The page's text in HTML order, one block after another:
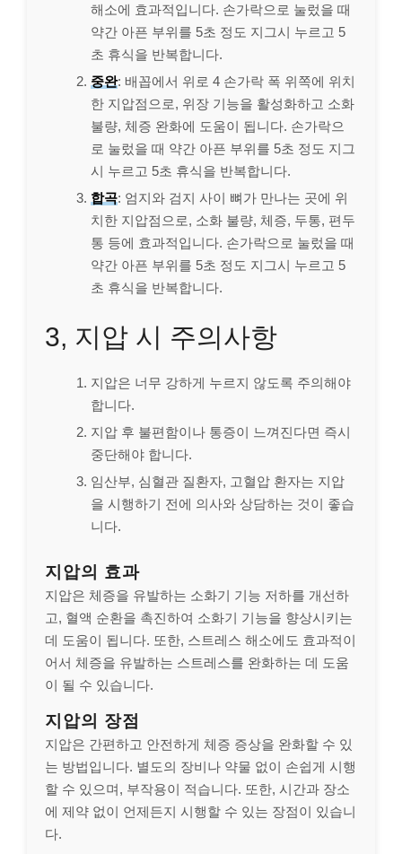
해소에 효과적입니다. 손가락으로 눌렀을 때
약간 아픈 부위를 5초 정도 지그시 누르고 5
초 휴식을 반복합니다.
중완: 배꼽에서 위로 4 손가락 폭 위쪽에 위치
한 지압점으로, 위장 기능을 활성화하고 소화
불량, 체증 완화에 도움이 됩니다. 손가락으
로 눌렀을 때 약간 아픈 부위를 5초 정도 지그
시 누르고 5초 휴식을 반복합니다.
합곡: 엄지와 검지 사이 뼈가 만나는 곳에 위
치한 지압점으로, 소화 불량, 체증, 두통, 편두
통 등에 효과적입니다. 손가락으로 눌렀을 때
약간 아픈 부위를 5초 정도 지그시 누르고 5
초 휴식을 반복합니다.
3, 지압 시 주의사항
지압은 너무 강하게 누르지 않도록 주의해야
합니다.
지압 후 불편함이나 통증이 느껴진다면 즉시
중단해야 합니다.
임산부, 심혈관 질환자, 고혈압 환자는 지압
을 시행하기 전에 의사와 상담하는 것이 좋습
니다.
지압의 효과
지압은 체증을 유발하는 소화기 기능 저하를 개선하
고, 혈액 순환을 촉진하여 소화기 기능을 향상시키는
데 도움이 됩니다. 또한, 스트레스 해소에도 효과적이
어서 체증을 유발하는 스트레스를 완화하는 데 도움
이 될 수 있습니다.
지압의 장점
지압은 간편하고 안전하게 체증 증상을 완화할 수 있
는 방법입니다. 별도의 장비나 약물 없이 손쉽게 시행
할 수 있으며, 부작용이 적습니다. 또한, 시간과 장소
에 제약 없이 언제든지 시행할 수 있는 장점이 있습니
다.